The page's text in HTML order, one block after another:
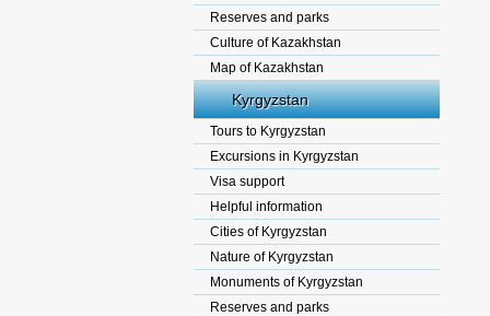
Reserves and parks
Culture of Kazakhstan
Map of Kazakhstan
Kyrgyzstan
Tours to Kyrgyzstan
Excursions in Kyrgyzstan
Visa support
Helpful information
Cities of Kyrgyzstan
Nature of Kyrgyzstan
Monuments of Kyrgyzstan
Reserves and parks